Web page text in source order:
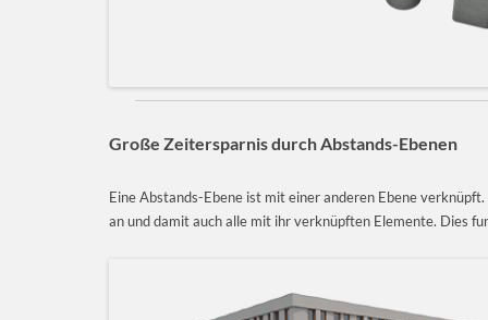
Große Zeitersparnis durch Abstands-Ebenen
Eine Abstands-Ebene ist mit einer anderen Ebene
an und damit auch alle mit ihr verknüpften Elemente. Dies